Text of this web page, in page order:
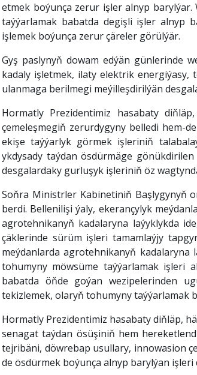
etmek boýunça zerur işler alnyp
taýýarlamak babatda degişli işler alnyp
işlemek boýunça zerur çäreler görülýär.
Gyş paslynyň dowam edýän günlerinde
kadaly işletmek, ilaty elektrik
ulanmaga berilmegi meýilleşdirilýän
Hormatly Prezidentimiz hasabaty
çemeleşmegiň zerurdygyny belledi hem-
ekişe taýýarlyk görmek işleriniň
ykdysady taýdan ösdürmäge
desgalardaky gurluşyk işleriniň öz
Soňra Ministrler Kabinetiniň Başlygynyň
berdi. Bellenilişi ýaly, ekerançylyk
agrotehnikanyň kadalaryna laýyklykda
çäklerinde sürüm işleri tamamlaýjy
meýdanlarda agrotehnikanyň
tohumyny möwsüme taýýarlamak işleri
babatda öňde goýan wezipelerinden
tekizlemek, olaryň tohumyny taýýarlamak
Hormatly Prezidentimiz hasabaty diňläp,
senagat taýdan ösüşiniň hem
tejribäni, döwrebap usullary, innowasion
de ösdürmek boýunça alnyp barylýan